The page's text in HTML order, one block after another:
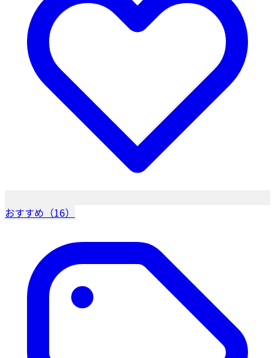
おすすめ（16）